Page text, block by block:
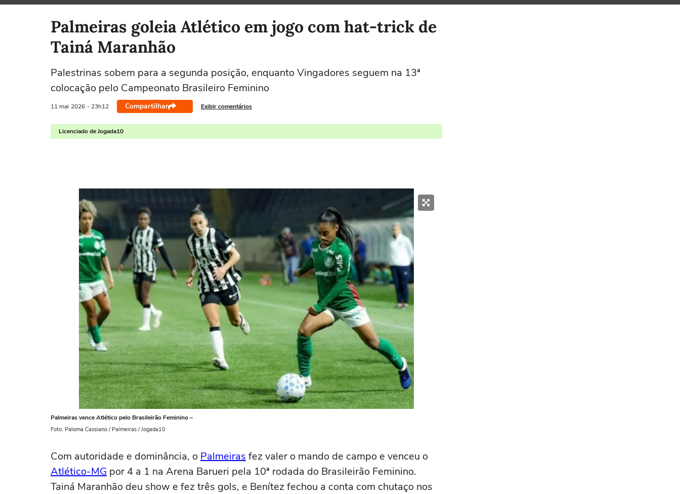
Selecione o time para ver as notícias
Palmeiras goleia Atlético em jogo com hat-trick de
Tainá Maranhão
Palestrinas sobem para a segunda posição, enquanto Vingadores seguem na 13ª
colocação pelo Campeonato Brasileiro Feminino
11 mai 2026 - 23h12 Compartilhar Exibir comentários
Licenciado de Jogada10
Palmeiras vence Atlético pelo Brasileirão Feminino –
Foto: Paloma Cassiano / Palmeiras / Jogada10
Com autoridade e dominância, o Palmeiras fez valer o mando de campo e venceu o
Atlético-MG por 4 a 1 na Arena Barueri pela 10ª rodada do Brasileirão Feminino.
Tainá Maranhão deu show e fez três gols, e Benítez fechou a conta com chutaço nos